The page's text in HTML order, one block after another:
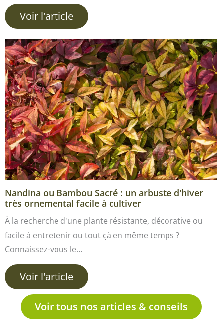
Voir l'article
Nandina ou Bambou Sacré : un arbuste d'hiver
très ornemental facile à cultiver
À la recherche d'une plante résistante, décorative ou
facile à entretenir ou tout çà en même temps ?
Connaissez-vous le…
Voir l'article
Voir tous nos articles & conseils